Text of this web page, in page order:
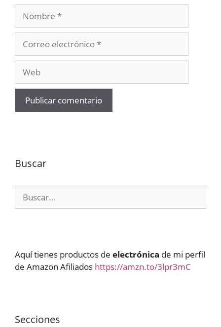
Nombre
electrónico
Buscar
Aquí tienes productos de electrónica de mi perfil
de Amazon Afiliados https://amzn.to/3lpr3mC
Secciones